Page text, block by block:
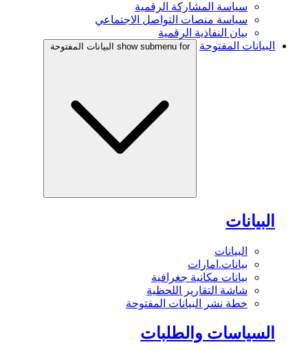
سياسة المشاركة الرقمية
سياسة منصات التواصل الاجتماعي
بيان النفاذية الرقمية
البيانات المفتوحة
show submenu for البيانات المفتوحة
البيانات
البيانات
بيانات.امارات
بيانات مكانية جغرافية
شاشة التقارير اللحظية
خطة نشر البيانات المفتوحة
السياسات والطلبات